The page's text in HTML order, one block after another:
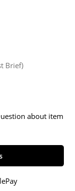
Brief)
about item